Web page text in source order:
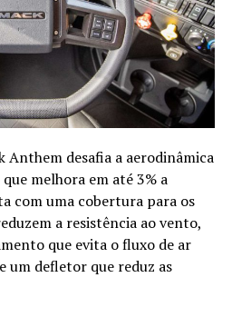
Anthem desafia a aerodinâmica
melhora em até 3% a
com uma cobertura para os
a resistência ao vento,
que evita o fluxo de ar
um defletor que reduz as